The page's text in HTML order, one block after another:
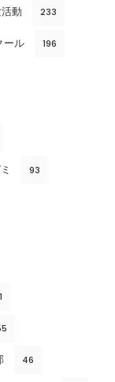
動 233
ール 196
93
46